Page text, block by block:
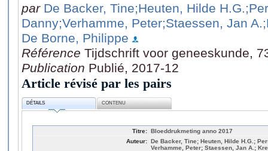
par De Backer, Tine;Heuten, Hilde H.G.
Danny;Verhamme, Peter;Staessen, Jan A.
De Borne, Philippe
Référence Tijdschrift voor geneeskunde,
Publication Publié, 2017-12
Article révisé par les pairs
DÉTAILS CONTENU
Titre: Bloeddrukmeting anno 2017
Auteur: De Backer, Tine; Heuten, Hilde H.G.;
Verhamme, Peter; Staessen, Jan A.;